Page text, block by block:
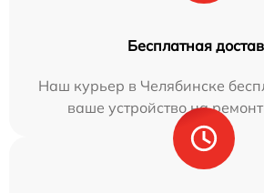
Бесплатная
Наш курьер в Челябинске
ваше устройство на